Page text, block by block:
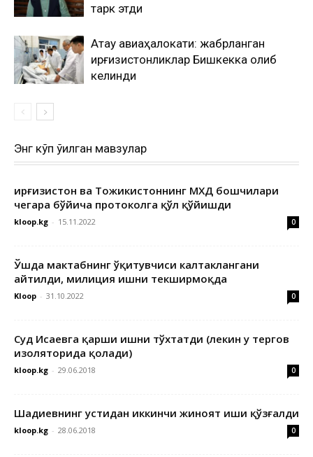
тарк этди
Ақтау авиаҳалокати: жабрланган
қирғизистонликлар Бишкекка олиб
келинди
Энг кўп ўқилган мавзулар
Қирғизистон ва Тожикистоннинг МХДҚ бошчилари
чегара бўйича протоколга қўл қўйишди
kloop.kg - 15.11.2022 0
Ўшда мактабнинг ўқитувчиси калтаклангани
айтилди, милиция ишни текширмоқда
Kloop - 31.10.2022 0
Суд Исаевга қарши ишни тўхтатди (лекин у тергов
изоляторида қолади)
kloop.kg - 29.06.2018 0
Шадиевнинг устидан иккинчи жиноят иши қўзғалди
kloop.kg - 28.06.2018 0